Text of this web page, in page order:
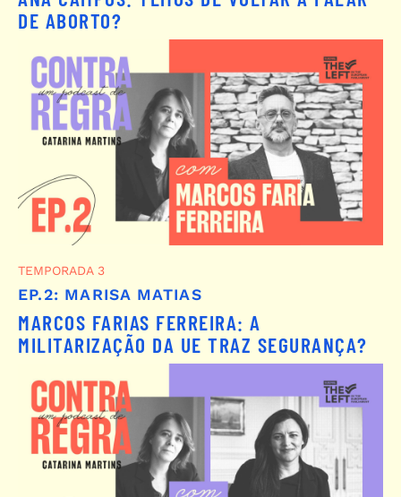
DE ABORTO?
TEMPORADA 3
EP.2: MARISA MATIAS
MARCOS FARIAS FERREIRA: A
MILITARIZAÇÃO DA UE TRAZ SEGURANÇA?